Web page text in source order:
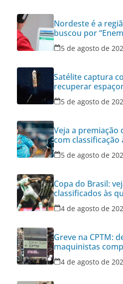
Nordeste é a
buscou por
no último ano
5 de agosto de
Satélite captura
recuperar
no Oceano
5 de agosto de
Veja a premiação
com classificação
Copa do Brasil
5 de agosto de
Copa do Brasil:
classificados às
4 de agosto de
Greve na CPTM:
maquinistas
serviço nesta terça
4 de agosto de